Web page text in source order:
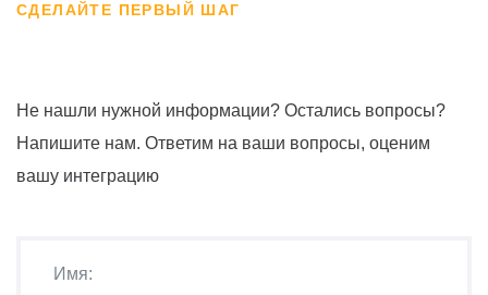
СДЕЛАЙТЕ ПЕРВЫЙ ШАГ
Не нашли нужной информации? Остались вопросы?
Напишите нам. Ответим на ваши вопросы, оценим
вашу интеграцию